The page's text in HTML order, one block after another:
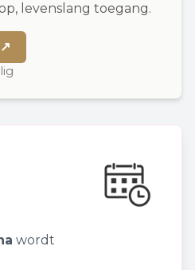
levenslang toegang.
↗
wordt